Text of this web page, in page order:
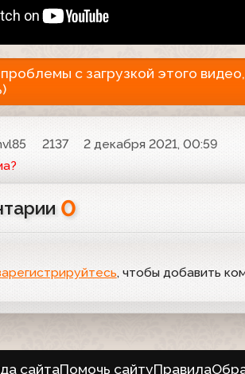
с загрузкой этого
2137
2 декабря 2021, 00:59
0
, чтобы добавить
сайтаПомочь сайтуПравила